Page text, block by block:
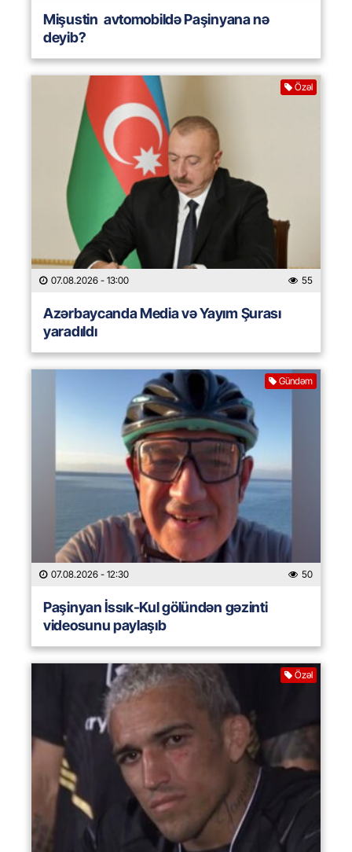
Mişustin avtomobildə Paşinyana nə
deyib?
Özəl
07.08.2026 - 13:00 55
Azərbaycanda Media və Yayım Şurası
yaradıldı
Gündəm
07.08.2026 - 12:30 50
Paşinyan İssık-Kul gölündən gəzinti
videosunu paylaşıb
Özəl